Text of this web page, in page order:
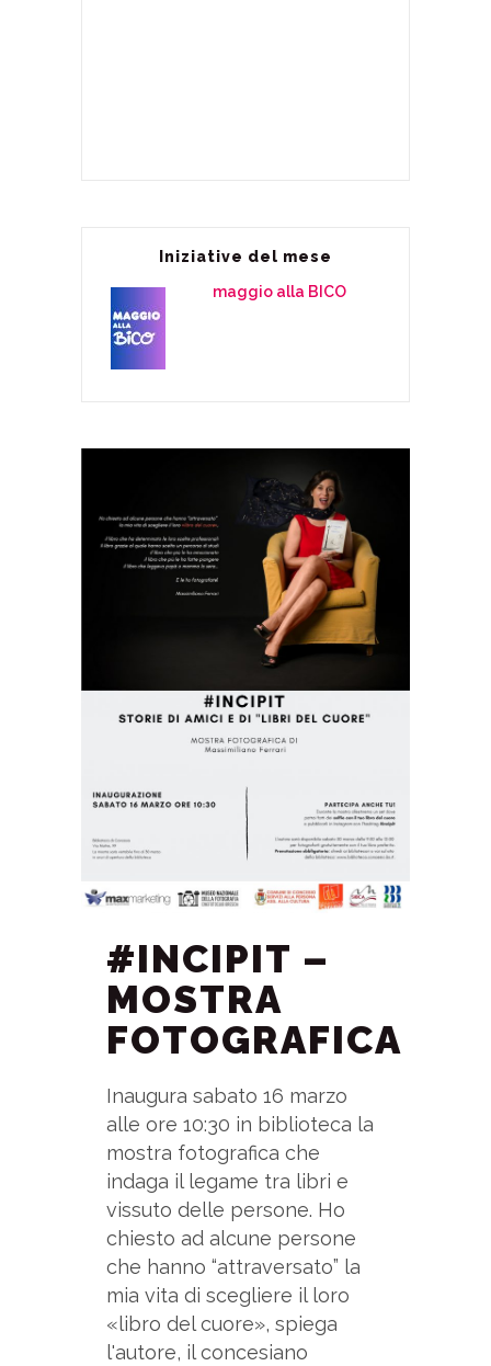
Iniziative del mese
maggio alla BICO
#INCIPIT –
MOSTRA
FOTOGRAFICA
Inaugura sabato 16 marzo
alle ore 10:30 in biblioteca la
mostra fotografica che
indaga il legame tra libri e
vissuto delle persone. Ho
chiesto ad alcune persone
che hanno “attraversato” la
mia vita di scegliere il loro
«libro del cuore», spiega
l'autore, il concesiano